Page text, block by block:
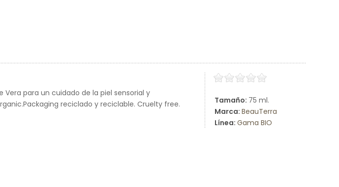
Tamaño: 75 ml.
Marca: BeauTerra
Línea: Gama BIO
para un cuidado de la piel sensorial y
reciclado y reciclable. Cruelty free.